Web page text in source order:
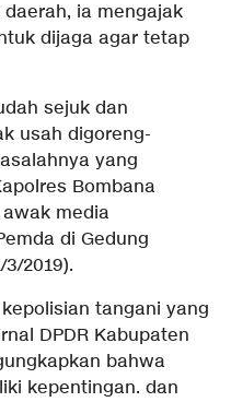
ia mengajak
dijaga agar tetap
sejuk dan
usah digoreng-
yang
Bombana
media
di Gedung
2019).
tangani yang
DPDR Kabupaten
bahwa
kepentingan. dan